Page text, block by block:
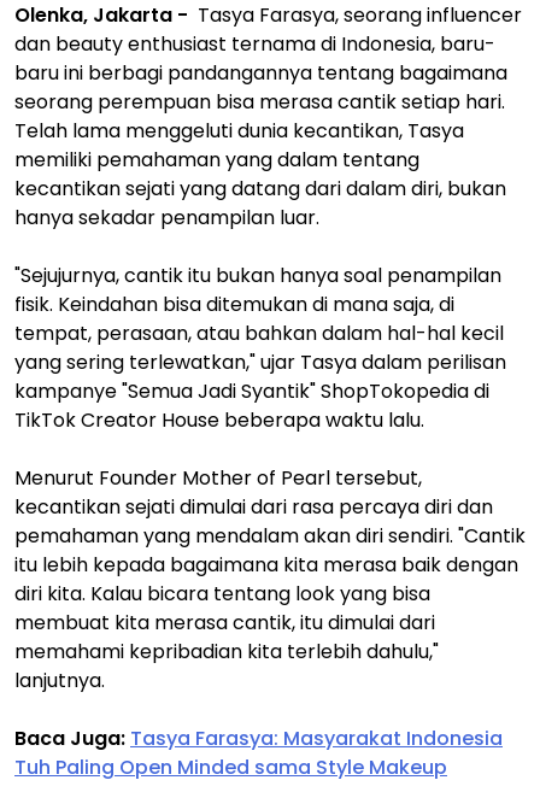
Olenka, Jakarta - Tasya Farasya, seorang influencer
dan beauty enthusiast ternama di Indonesia, baru-
baru ini berbagi pandangannya tentang bagaimana
seorang perempuan bisa merasa cantik setiap hari.
Telah lama menggeluti dunia kecantikan, Tasya
memiliki pemahaman yang dalam tentang
kecantikan sejati yang datang dari dalam diri, bukan
hanya sekadar penampilan luar.
"Sejujurnya, cantik itu bukan hanya soal penampilan
fisik. Keindahan bisa ditemukan di mana saja, di
tempat, perasaan, atau bahkan dalam hal-hal kecil
yang sering terlewatkan," ujar Tasya dalam perilisan
kampanye "Semua Jadi Syantik" ShopTokopedia di
TikTok Creator House beberapa waktu lalu.
Menurut Founder Mother of Pearl tersebut,
kecantikan sejati dimulai dari rasa percaya diri dan
pemahaman yang mendalam akan diri sendiri. "Cantik
itu lebih kepada bagaimana kita merasa baik dengan
diri kita. Kalau bicara tentang look yang bisa
membuat kita merasa cantik, itu dimulai dari
memahami kepribadian kita terlebih dahulu,"
lanjutnya.
Baca Juga: Tasya Farasya: Masyarakat Indonesia
Tuh Paling Open Minded sama Style Makeup